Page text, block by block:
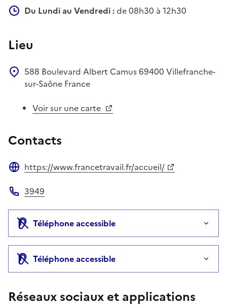
Du Lundi au Vendredi :de 08h30 à 12h30
Lieu
588 Boulevard Albert Camus69400 Villefranche-
sur-Saône France
Voir sur une carte
Contacts
https://www.francetravail.fr/accueil/
3949
Téléphone accessible
Téléphone accessible
Réseaux sociaux et applications